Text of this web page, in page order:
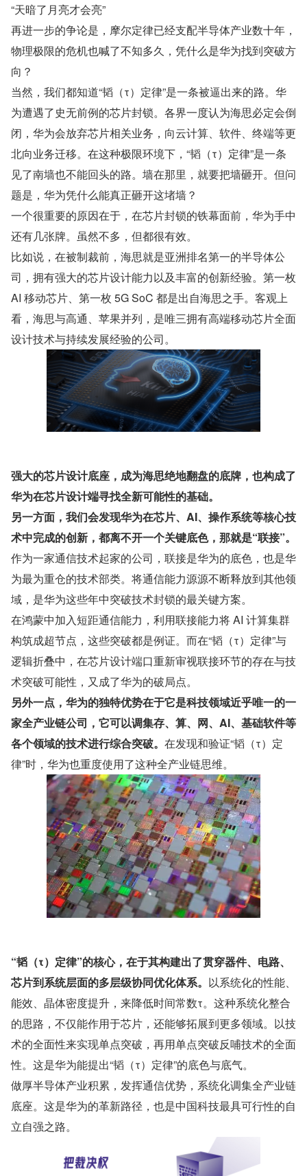
“天暗了月亮才会亮”
再进一步的争论是，摩尔定律已经支配半导体产业数十年，
物理极限的危机也喊了不知多久，凭什么是华为找到突破方
向？
当然，我们都知道“韬（τ）定律”是一条被逼出来的路。华
为遭遇了史无前例的芯片封锁。各界一度认为海思必定会倒
闭，华为会放弃芯片相关业务，向云计算、软件、终端等更
北向业务迁移。在这种极限环境下，“韬（τ）定律”是一条
见了南墙也不能回头的路。墙在那里，就要把墙砸开。但问
题是，华为凭什么能真正砸开这堵墙？
一个很重要的原因在于，在芯片封锁的铁幕面前，华为手中
还有几张牌。虽然不多，但都很有效。
比如说，在被制裁前，海思就是亚洲排名第一的半导体公
司，拥有强大的芯片设计能力以及丰富的创新经验。第一枚
AI 移动芯片、第一枚 5G SoC 都是出自海思之手。客观上
看，海思与高通、苹果并列，是唯三拥有高端移动芯片全面
设计技术与持续发展经验的公司。
强大的芯片设计底座，成为海思绝地翻盘的底牌，也构成了
华为在芯片设计端寻找全新可能性的基础。
另一方面，我们会发现华为在芯片、AI、操作系统等核心技
术中完成的创新，都离不开一个关键底色，那就是“联接”。
作为一家通信技术起家的公司，联接是华为的底色，也是华
为最为重仓的技术部类。将通信能力源源不断释放到其他领
域，是华为这些年中突破技术封锁的最关键方案。
在鸿蒙中加入短距通信能力，利用联接能力将 AI 计算集群
构筑成超节点，这些突破都是例证。而在“韬（τ）定律”与
逻辑折叠中，在芯片设计端口重新审视联接环节的存在与技
术突破可能性，又成了华为的破局点。
另外一点，华为的独特优势在于它是科技领域近乎唯一的一
家全产业链公司，它可以调集存、算、网、AI、基础软件等
各个领域的技术进行综合突破。 在发现和验证“韬（τ）定
律”时，华为也重度使用了这种全产业链思维。
“韬（τ）定律”的核心，在于其构建出了贯穿器件、电路、
芯片到系统层面的多层级协同优化体系。 以系统化的性能、
能效、晶体密度提升，来降低时间常数τ。这种系统化整合
的思路，不仅能作用于芯片，还能够拓展到更多领域。以技
术的全面性来实现单点突破，再用单点突破反哺技术的全面
性。这是华为能提出“韬（τ）定律”的底色与底气。
做厚半导体产业积累，发挥通信优势，系统化调集全产业链
底座。这是华为的革新路径，也是中国科技最具可行性的自
立自强之路。